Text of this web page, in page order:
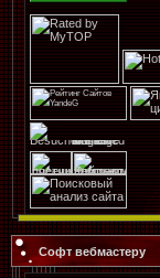
Софт вебмастеру